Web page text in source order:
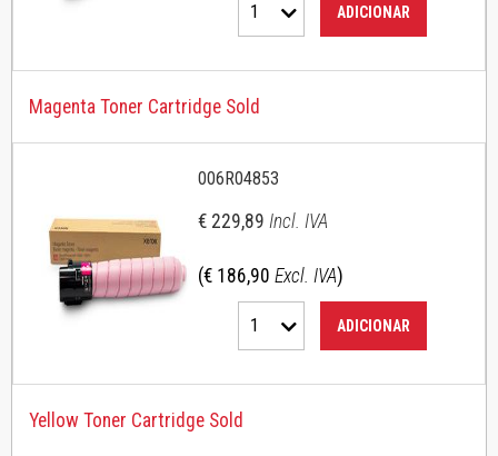
1 ADICIONAR
Magenta Toner Cartridge Sold
006R04853
€ 229,89 Incl. IVA
(€ 186,90 Excl. IVA)
1 ADICIONAR
Yellow Toner Cartridge Sold